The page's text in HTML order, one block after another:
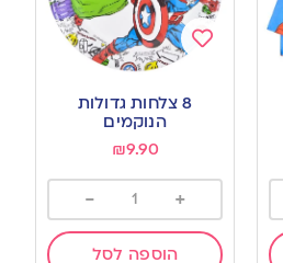
wishlist
8 צלחות גדולות
הנוקמים
₪9.90
+
-
הוספה לסל